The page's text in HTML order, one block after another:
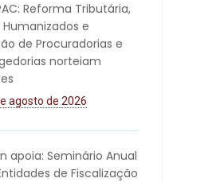
Reforma Tributária,
Humanizados e
de Procuradorias e
norteiam
agosto de 2026
apoia: Seminário Anual
de Fiscalização